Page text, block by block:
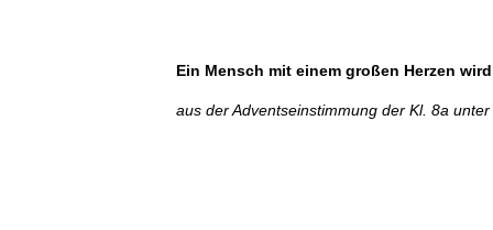
Ein Mensch mit einem großen Herzen
aus der Adventseinstimmung der Kl. 8a